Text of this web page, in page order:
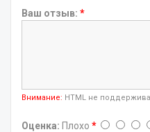
Ваш отзыв: *
Внимание: HTML не
Оценка: Плохо *